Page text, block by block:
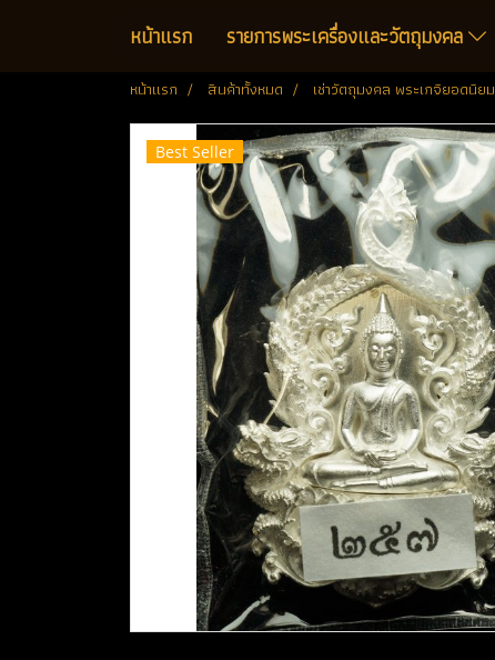
หน้าแรก รายการพระเครื่องและวัตถุมงคล
หน้าแรก สินค้าทั้งหมด เช่าวัตถุมงคล พระเกจิยอดนิยม
Best Seller